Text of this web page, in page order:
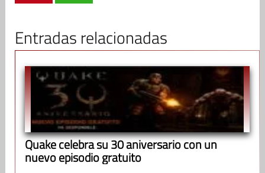
Entradas relacionadas
Quake celebra su 30 aniversario con un
nuevo episodio gratuito